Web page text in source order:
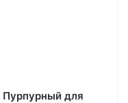
Пурпурный для